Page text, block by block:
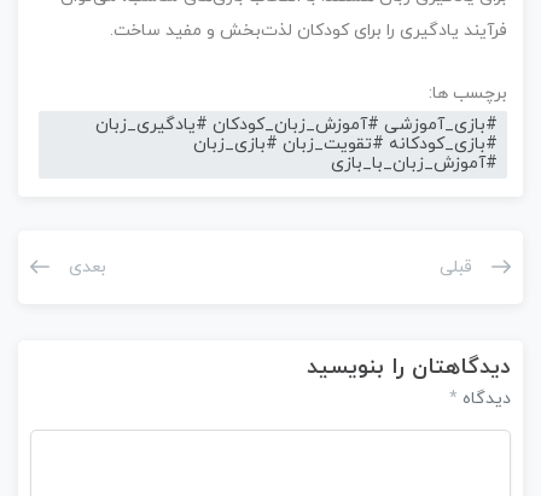
یادگیری را برای کودکان لذت‌بخش و مفید ساخت.
ها:
#بازی_آموزشی #آموزش_زبان_کودکان #یادگیری_زبان
#بازی_کودکانه #تقویت_زبان #بازی_زبان
#آموزش_زبان_با_بازی
قبلی
را بنویسید
*